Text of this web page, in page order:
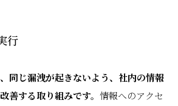
行
同じ漏洩が起きないよう、社内の情報
善する取り組みです。 情報へのアクセ